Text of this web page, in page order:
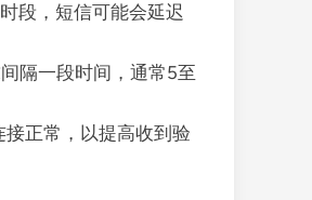
段，短信可能会延迟
隔一段时间，通常5至
正常，以提高收到验